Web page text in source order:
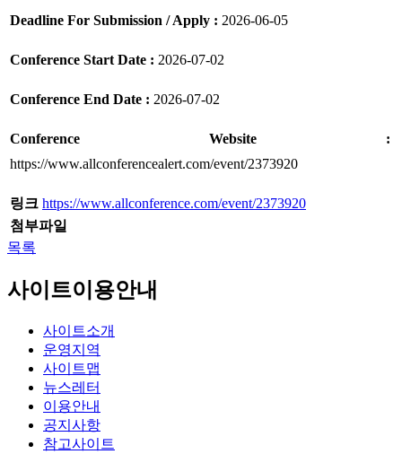
Deadline For Submission / Apply : 2026-06-05
Conference Start Date : 2026-07-02
Conference End Date : 2026-07-02
Conference Website :
https://www.allconferencealert.com/event/2373920
링크 https://www.allconference.com/event/2373920
첨부파일
목록
사이트이용안내
사이트소개
운영지역
사이트맵
뉴스레터
이용안내
공지사항
참고사이트